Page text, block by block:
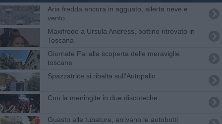
Aria fredda ancora in agguato, allerta neve e
vento
Maxifrode a Ursula Andress, bottino ritrovato in
Toscana
Giornate Fai alla scoperta delle meraviglie
toscane
Spazzatrice si ribalta sull'Autopalio
Con la meningite in due discoteche
Guasto alle tubature, arrivano le autobotti